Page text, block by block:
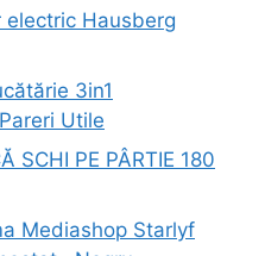
electric Hausberg
3in1
Utile
SCHI PE PÂRTIE 180
Mediashop Starlyf